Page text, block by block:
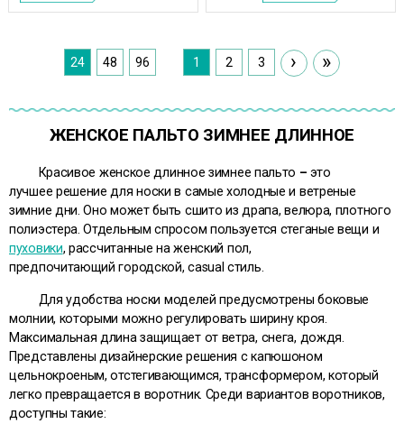
24 48 96 1 2 3 › »
ЖЕНСКОЕ ПАЛЬТО ЗИМНЕЕ ДЛИННОЕ
Красивое женское длинное зимнее пальто – это
лучшее решение для носки в самые холодные и ветреные
зимние дни. Оно может быть сшито из драпа, велюра, плотного
полиэстера. Отдельным спросом пользуется стеганые вещи и
пуховики, рассчитанные на женский пол,
предпочитающий городской, casual стиль.
Для удобства носки моделей предусмотрены боковые
молнии, которыми можно регулировать ширину кроя.
Максимальная длина защищает от ветра, снега, дождя.
Представлены дизайнерские решения с капюшоном
цельнокроеным, отстегивающимся, трансформером, который
легко превращается в воротник. Среди вариантов воротников,
доступны такие: